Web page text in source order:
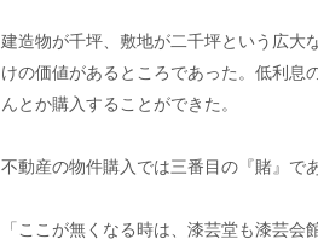
建造物が千坪、敷地が二千坪という広大
けの価値があるところであった。低利息
んとか購入することができた。
不動産の物件購入では三番目の『賭』で
「ここが無くなる時は、漆芸堂も漆芸